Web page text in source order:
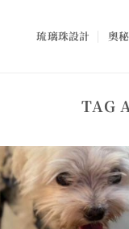
琉璃珠設計 奧
TAG